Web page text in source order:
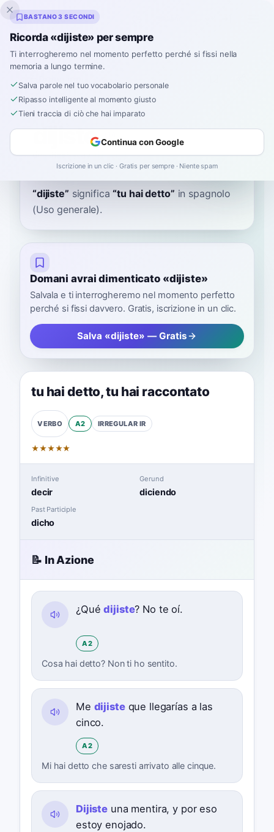
Inklingo
Home›Spagnolo›Dizionario›dijiste
dijiste
dee-HEES-tay diˈxiste
“dijiste” significa “tu hai detto” in spagnolo
(Uso generale).
Domani avrai dimenticato «dijiste»
Salvala e ti interrogheremo nel momento perfetto
perché si fissi davvero. Gratis, iscrizione in un clic.
Salva «dijiste» — Gratis
tu hai detto,tu hai raccontato
VERBO A2 IRREGULAR IR
★★★★★
Infinitive
decir
Gerund
diciendo
Past Participle
dicho
📝 In Azione
¿Quédijiste? No te oí.
A2
Cosa hai detto? Non ti ho sentito.
Me dijisteque llegarías a las
cinco.
A2
Mi hai detto che saresti arrivato alle cinque.
Dijiste una mentira, y por eso
estoy enojado.
BASTANO 3 SECONDI
Ricorda «dijiste» per sempre
Ti interrogheremo nel momento perfetto perché si fissi nella
memoria a lungo termine.
Salva parole nel tuo vocabolario personale
Ripasso intelligente al momento giusto
Tieni traccia di ciò che hai imparato
Continua con Google
Iscrizione in un clic · Gratis per sempre · Niente spam